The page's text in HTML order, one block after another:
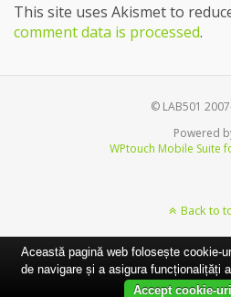
This site uses Akismet to
comment data is processed.
© LAB501
Powered
WPtouch Mobile Suite
Back to
Această pagină web folosește cookie-
de navigare și a asigura funcționalițăți
Accept cookie-uri